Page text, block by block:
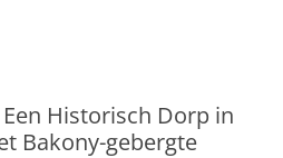
Historisch Dorp in
Bakony-gebergte